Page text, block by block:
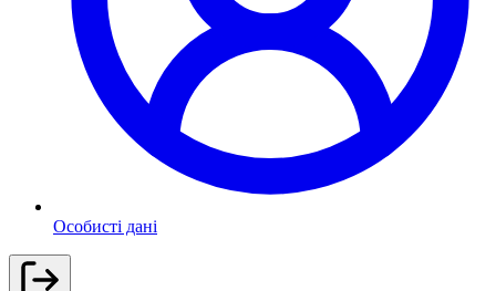
Особисті дані